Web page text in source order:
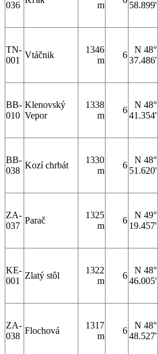
036 m 58.899'
TN-
001
Vtáčnik
1346
m
6
N 48°
37.486'
BB-
010
Klenovský
Vepor
1338
m
6
N 48°
41.354'
BB-
038
Kozí chrbát
1330
m
6
N 48°
51.620'
ZA-
037
Parač
1325
m
6
N 49°
19.457'
KE-
001
Zlatý stôl
1322
m
6
N 48°
46.005'
ZA-
038
Flochová
1317
m
6
N 48°
48.527'